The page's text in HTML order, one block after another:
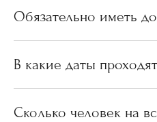
Обязательно иметь
В какие даты
Сколько человек на